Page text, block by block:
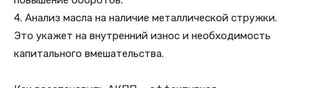
4. Анализ масла на наличие металлической стружки.
Это укажет на внутренний износ и необходимость
капитального вмешательства.